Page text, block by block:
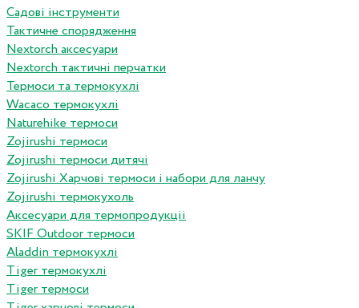
Садові інструменти
Тактичне спорядження
Nextorch аксесуари
Nextorch тактичні перчатки
Термоси та термокухлі
Wacaco термокухлі
Naturehike термоси
Zojirushi термоси
Zojirushi термоси дитячі
Zojirushi Харчові термоси і набори для ланчу
Zojirushi термокухоль
Аксесуари для термопродукціі
SKIF Outdoor термоси
Aladdin термокухлі
Tiger термокухлі
Tiger термоси